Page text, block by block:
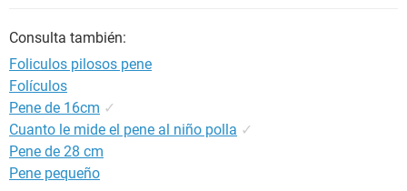
Consulta también:
Foliculos pilosos pene
Folículos
Pene de 16cm ✓
Cuanto le mide el pene al niño polla ✓
Pene de 28 cm
Pene pequeño